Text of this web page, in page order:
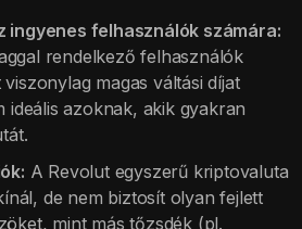
ingyenes felhasználók számára:
rendelkező felhasználók
magas váltási díjat
ideális azoknak, akik gyakran
A Revolut egyszerű kriptovaluta
de nem biztosít olyan fejlett
mint más tőzsdék (pl.